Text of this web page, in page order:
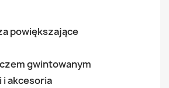
powiększające
gwintowanym
i akcesoria